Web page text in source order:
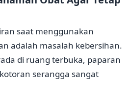
saat menggunakan
adalah masalah kebersihan.
di ruang terbuka, paparan
serangga sangat